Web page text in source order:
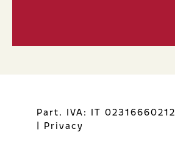
Part. IVA: IT 02316660212
| Privacy